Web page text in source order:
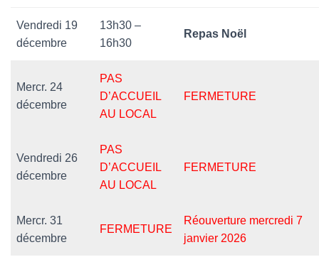
Vendredi 19
décembre
13h30 –
16h30
Repas Noël
Mercr. 24
décembre
PAS
D’ACCUEIL
AU LOCAL
FERMETURE
Vendredi 26
décembre
PAS
D’ACCUEIL
AU LOCAL
FERMETURE
Mercr. 31
décembre
FERMETURE
Réouverture mercredi 7
janvier 2026